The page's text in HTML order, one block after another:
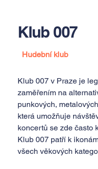
Klub 007
Hudební klub
Klub 007 v Praze je
zaměřením na
punkových,
která umožňuje
koncertů se zde často
Klub 007 patří k
všech věkových